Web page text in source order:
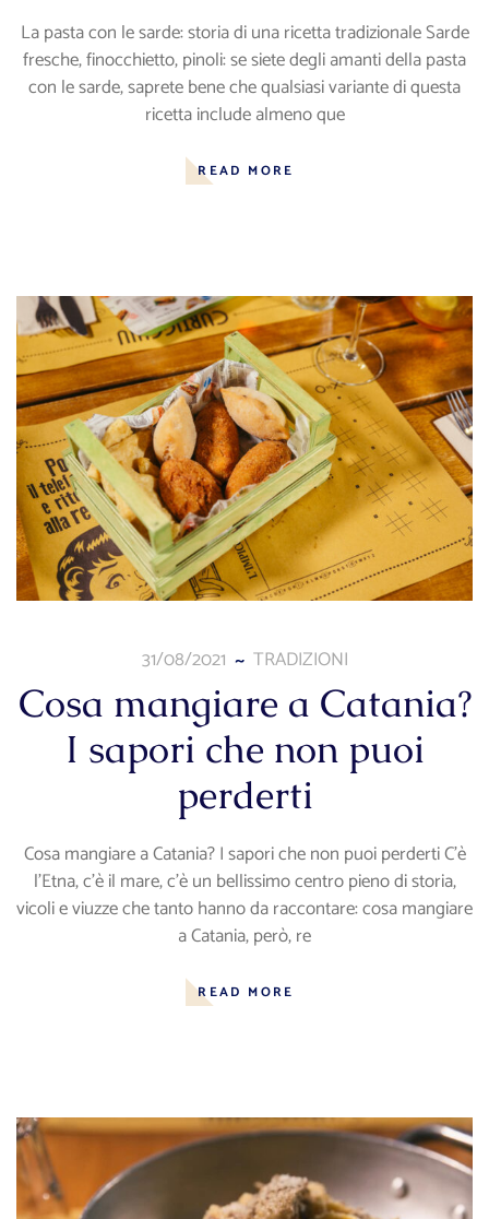
La pasta con le sarde: storia di una ricetta tradizionale Sarde
fresche, finocchietto, pinoli: se siete degli amanti della pasta
con le sarde, saprete bene che qualsiasi variante di questa
ricetta include almeno que
READ MORE
31/08/2021 TRADIZIONI
Cosa mangiare a Catania?
I sapori che non puoi
perderti
Cosa mangiare a Catania? I sapori che non puoi perderti C’è
l’Etna, c’è il mare, c’è un bellissimo centro pieno di storia,
vicoli e viuzze che tanto hanno da raccontare: cosa mangiare
a Catania, però, re
READ MORE